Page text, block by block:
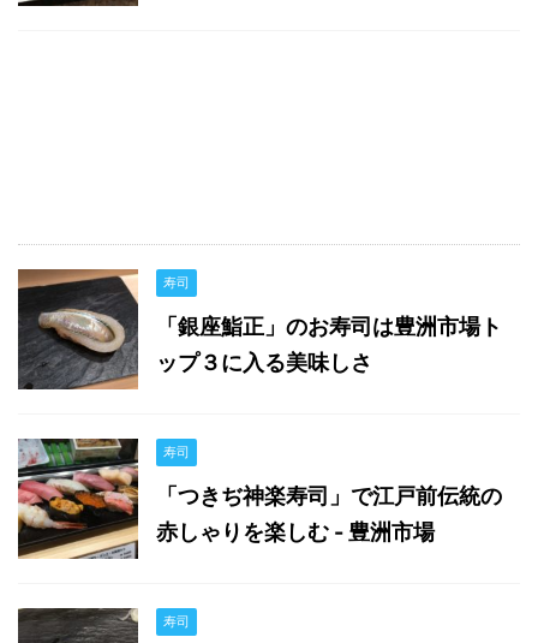
寿司
「銀座鮨正」のお寿司は豊洲市場ト
ップ３に入る美味しさ
寿司
「つきぢ神楽寿司」で江戸前伝統の
赤しゃりを楽しむ - 豊洲市場
寿司